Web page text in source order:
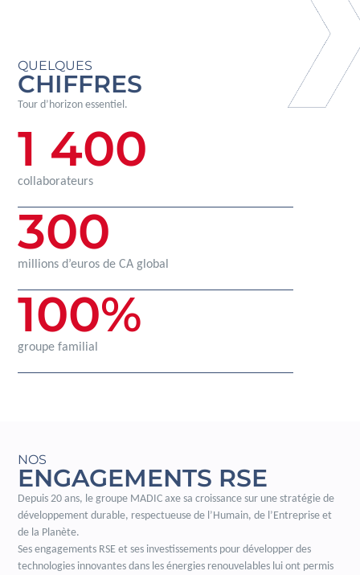
QUELQUES
CHIFFRES
Tour d’horizon essentiel.
collaborateurs
1 400
millions d’euros de CA global
300
groupe familial
100%
NOS
ENGAGEMENTS RSE
Depuis 20 ans, le groupe MADIC axe sa croissance sur une stratégie de
développement durable, respectueuse de l’Humain, de l’Entreprise et
de la Planète.
Ses engagements RSE et ses investissements pour développer des
technologies innovantes dans les énergies renouvelables lui ont permis